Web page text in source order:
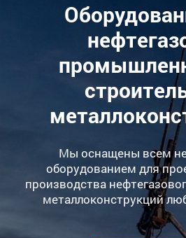
Мы оснащены всем
оборудованием для
производства
металлоконструкций